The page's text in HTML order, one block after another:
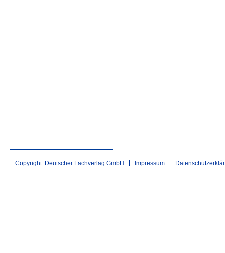
Copyright: Deutscher Fachverlag GmbH Impressum